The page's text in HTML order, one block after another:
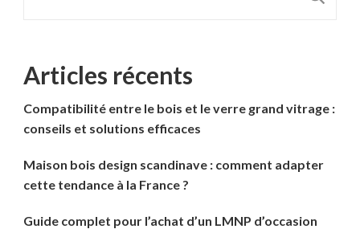
Articles récents
Compatibilité entre le bois et le verre grand vitrage :
conseils et solutions efficaces
Maison bois design scandinave : comment adapter
cette tendance à la France ?
Guide complet pour l’achat d’un LMNP d’occasion